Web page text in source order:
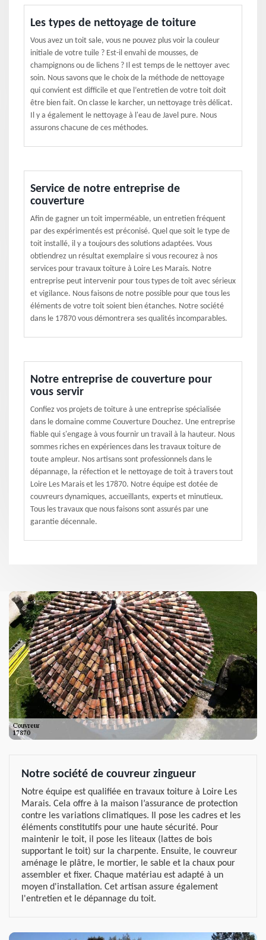
Les types de nettoyage de toiture
Vous avez un toit sale, vous ne pouvez plus voir la couleur
initiale de votre tuile ? Est-il envahi de mousses, de
champignons ou de lichens ? Il est temps de le nettoyer avec
soin. Nous savons que le choix de la méthode de nettoyage
qui convient est difficile et que l’entretien de votre toit doit
être bien fait. On classe le karcher, un nettoyage très délicat.
Il y a également le nettoyage à l'eau de Javel pure. Nous
assurons chacune de ces méthodes.
Service de notre entreprise de
couverture
Afin de gagner un toit imperméable, un entretien fréquent
par des expérimentés est préconisé. Quel que soit le type de
toit installé, il y a toujours des solutions adaptées. Vous
obtiendrez un résultat exemplaire si vous recourez à nos
services pour travaux toiture à Loire Les Marais. Notre
entreprise peut intervenir pour tous types de toit avec sérieux
et vigilance. Nous faisons de notre possible pour que tous les
éléments de votre toit soient bien étanches. Notre société
dans le 17870 vous démontrera ses qualités incomparables.
Notre entreprise de couverture pour
vous servir
Confiez vos projets de toiture à une entreprise spécialisée
dans le domaine comme Couverture Douchez. Une entreprise
fiable qui s'engage à vous fournir un travail à la hauteur. Nous
sommes riches en expériences dans les travaux toiture de
toute ampleur. Nos artisans sont professionnels dans le
dépannage, la réfection et le nettoyage de toit à travers tout
Loire Les Marais et les 17870. Notre équipe est dotée de
couvreurs dynamiques, accueillants, experts et minutieux.
Tous les travaux que nous faisons sont assurés par une
garantie décennale.
Notre société de couvreur zingueur
Notre équipe est qualifiée en travaux toiture à Loire Les
Marais. Cela offre à la maison l’assurance de protection
contre les variations climatiques. Il pose les cadres et les
éléments constitutifs pour une haute sécurité. Pour
maintenir le toit, il pose les liteaux (lattes de bois
supportant le toit) sur la charpente. Ensuite, le couvreur
aménage le plâtre, le mortier, le sable et la chaux pour
assembler et fixer. Chaque matériau est adapté à un
moyen d'installation. Cet artisan assure également
l'entretien et le dépannage du toit.